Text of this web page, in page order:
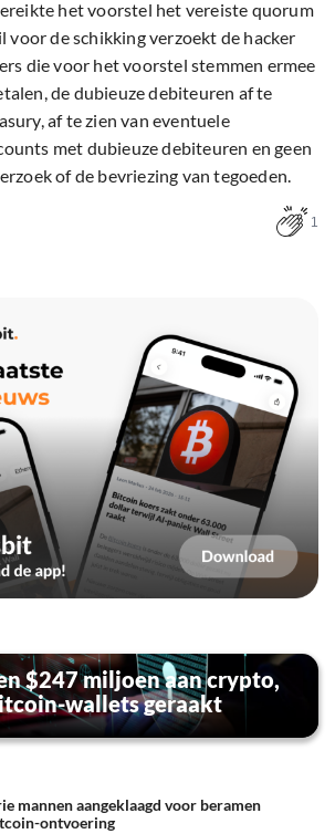
het voorstel het vereiste quorum
voor de schikking verzoekt de hacker
die voor het voorstel stemmen ermee
de dubieuze debiteuren af te
af te zien van eventuele
met dubieuze debiteuren en geen
of de bevriezing van tegoeden.
1
$247 miljoen aan crypto,
wallets geraakt
mannen aangeklaagd voor beramen
ontvoering